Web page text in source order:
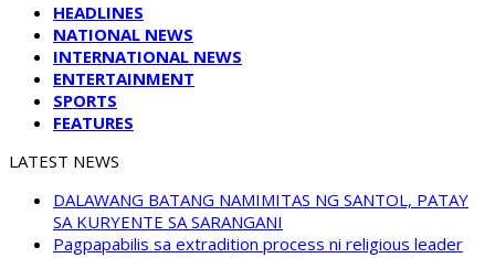
HEADLINES
NATIONAL NEWS
INTERNATIONAL NEWS
ENTERTAINMENT
SPORTS
FEATURES
LATEST NEWS
DALAWANG BATANG NAMIMITAS NG SANTOL, PATAY
SA KURYENTE SA SARANGANI
Pagpapabilis sa extradition process ni religious leader